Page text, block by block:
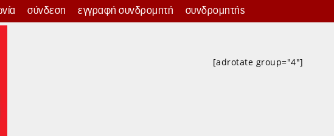
σύνδεση εγγραφή συνδρομητή συνδρομητής
[adrotate group="4"]